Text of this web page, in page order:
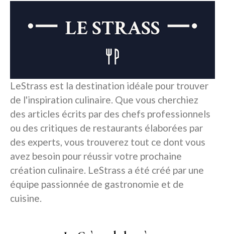
LeStrass est la destination idéale pour trouver
de l'inspiration culinaire. Que vous cherchiez
des articles écrits par des chefs professionnels
ou des critiques de restaurants élaborées par
des experts, vous trouverez tout ce dont vous
avez besoin pour réussir votre prochaine
création culinaire. LeStrass a été créé par une
équipe passionnée de gastronomie et de
cuisine.